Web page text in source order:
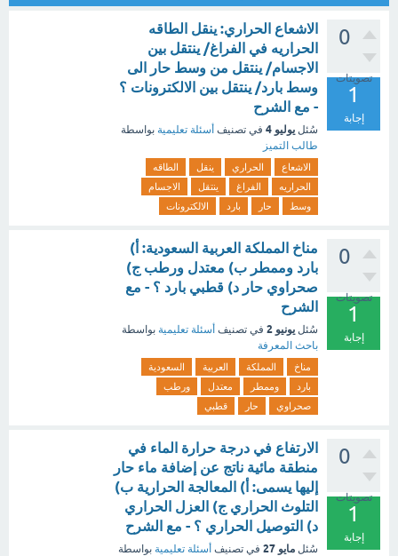
0
تصويتات
1
إجابة
الاشعاع الحراري: ينقل الطاقه
الحراريه في الفراغ/ ينتقل بين
الاجسام/ ينتقل من وسط حار الى
وسط بارد/ ينتقل بين الالكترونات ؟
- مع الشرح
سُئل يوليو 4 في تصنيف أسئلة تعليمية بواسطة
طالب التميز
الاشعاع الحراري ينقل
الطاقه
الحراريه
الفراغ ينتقل
الاجسام
وسط
حار بارد الالكترونات
0
تصويتات
1
إجابة
مناخ المملكة العربية السعودية: أ)
بارد وممطر ب) معتدل ورطب ج)
صحراوي حار د) قطبي بارد ؟ - مع
الشرح
سُئل يونيو 2 في تصنيف أسئلة تعليمية بواسطة
باحث المعرفة
مناخ المملكة العربية
السعودية
بارد
وممطر معتدل
ورطب
صحراوي
حار قطبي
0
تصويتات
1
إجابة
الارتفاع في درجة حرارة الماء في
منطقة مائية ناتج عن إضافة ماء حار
إليها يسمى: أ) المعالجة الحرارية ب)
التلوث الحراري ج) العزل الحراري
د) التوصيل الحراري ؟ - مع الشرح
سُئل مايو 27 في تصنيف أسئلة تعليمية بواسطة